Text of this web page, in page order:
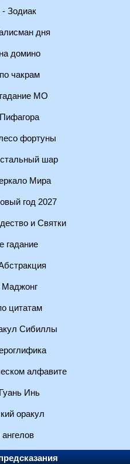
- Зодиак
дня
домино
чакрам
МО
фортуны
шар
Мира
год 2027
и Святки
гадание
Маджонг
цитатам
Сибиллы
алфавите
Инь
оракул